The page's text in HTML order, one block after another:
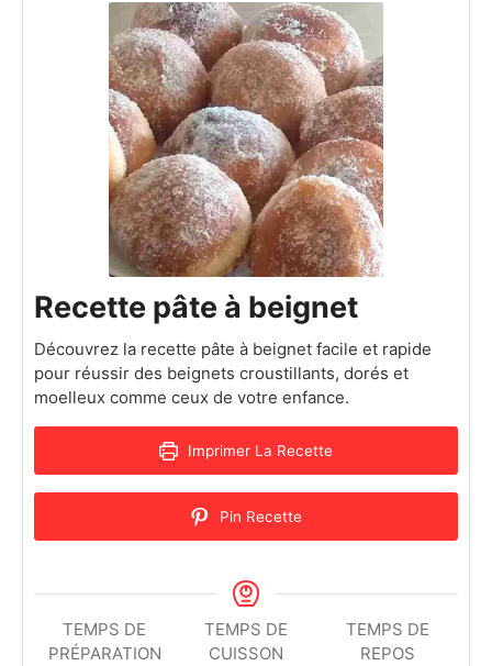
Recette pâte à beignet
Découvrez la recette pâte à beignet facile et rapide
pour réussir des beignets croustillants, dorés et
moelleux comme ceux de votre enfance.
Imprimer La Recette
Pin Recette
TEMPS DE
PRÉPARATION
TEMPS DE
CUISSON
TEMPS DE
REPOS